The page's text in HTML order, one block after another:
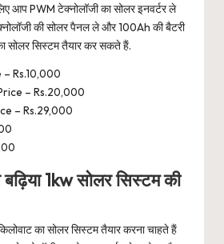
आप PWM टेक्नोलॉजी का सोलर इनवर्टर ले
की सोलर पैनल ले और 100Ah की बैटरी
सोलर सिस्टम तैयार कर सकते हैं.
Rs.10,000
– Rs.20,000
– Rs.29,000
1kw सोलर सिस्टम की
का सोलर सिस्टम तैयार करना चाहते हैं